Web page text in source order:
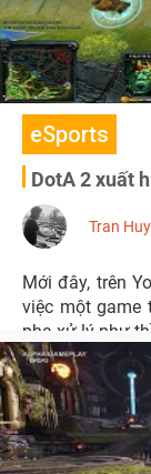
eSports
DotA 2 xuất
Tran Huy
Mới đây, trên
việc một game
pha xử lý như